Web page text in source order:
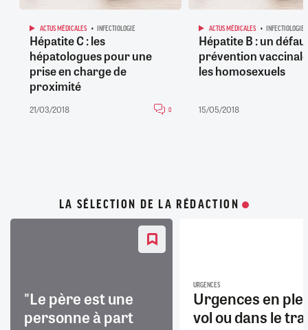
ACTUS MÉDICALES INFECTIOLOGIE
Hépatite C : les
hépatologues pour une
prise en charge de
proximité
21/03/2018 0
ACTUS MÉDICALES INFECTIOLOGIE
Hépatite B : un
prévention
les homosexuels
15/05/2018
LA SÉLECTION DE LA RÉDACTION
"Le père est une
personne à part
URGENCES
Urgences en
vol ou dans le